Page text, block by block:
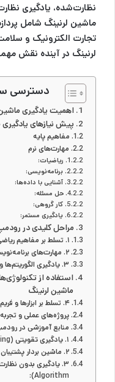
نظارت‌شده، یادگیری
ماشین لرنینگ شامل
تجارت الکترونیک و
لرنینگ در آینده نقش
دسترسی
اهمیت یادگیری
پیش نیازهای
مفاهیم پایه
مهارت‌های نرم
ریاضیات:
برنامه‌نویسی:
آشنایی با داده‌ها:
حل مسئله:
کار گروهی:
یادگیری مستمر:
مراحل کلیدی در
۱. تسلط بر مفاهیم ریاضی و آمار:
۲. مهارت‌های برنامه‌نویسی:
۳. یادگیری الگوریتم‌ها و مدل‌های ماشین لرنینگ:
استفاده از
ماشین لرنینگ
۴. تسلط بر ابزارها و فریم‌ورک‌ها:
پروژه‌های عملی و تجربه
منابع آموزشی در
۱. یادگیری تقویتی (Reinforcement Learning):
۲. ماشین بردار پشتیبان (Support Vector Machine):
Algorithm):